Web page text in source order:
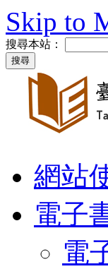
Skip to
搜尋本站：
網站
電子
電